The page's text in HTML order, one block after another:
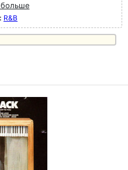
больше
R&B